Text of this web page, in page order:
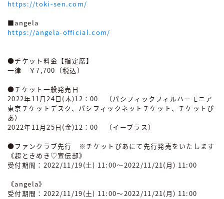
https://toki-sen.com/
■angela
https://angela-official.com/
●チケット料金【指定席】
一律 ￥7,700（税込）
●チケット一般発売日
2022年11月24日(木)12：00 （パシフィックフィルハーモニア
東京チケットデスク、パシフィックネットチケット、チケットぴ
あ）
2022年11月25日(金)12：00 （イープラス）
●ファンクラブ先行 ※チケットぴあにて先行発売をいたします
《超ときめき♡宣伝部》
受付期間：2022/11/19(土) 11:00～2022/11/21(月) 11:00
《angela》
受付期間：2022/11/19(土) 11:00～2022/11/21(月) 11:00